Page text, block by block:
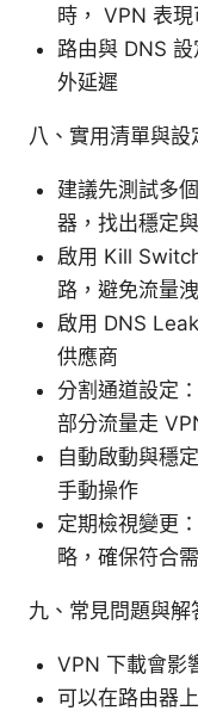
時， VPN 表
路由與 DNS
外延遲
八、實用清單與設
建議先測試多
器，找出穩定
啟用 Kill
路，避免流量
啟用 DNS
供應商
分割通道設定
部分流量走
自動啟動與穩
手動操作
定期檢視變更
略，確保符合
九、常見問題與解
VPN 下載會影
可以在路由器